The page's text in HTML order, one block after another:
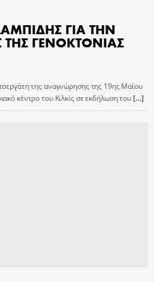
ΓΙΑ ΤΗΝ
ΓΕΝΟΚΤΟΝΙΑΣ
της αναγνώρησης της 19ης Μαίου
κέντρο του Κιλκίς σε εκδήλωση του[…]